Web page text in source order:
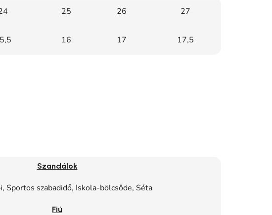
25 26 27
16 17 17,5
Szandálok
Sportos szabadidő, Iskola-bölcsőde, Séta
Fiú